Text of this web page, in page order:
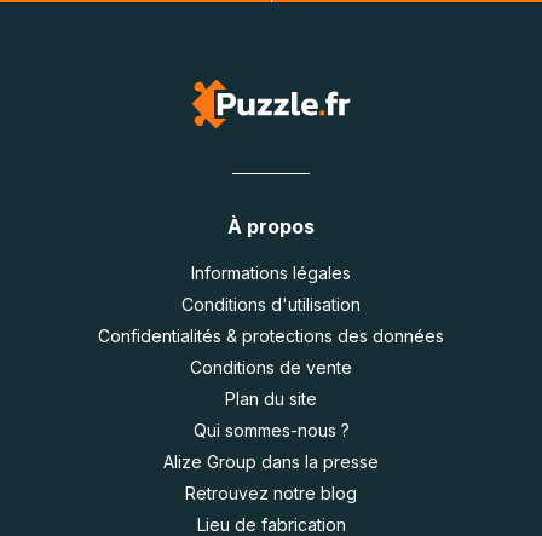
À propos
Informations légales
Conditions d'utilisation
Confidentialités & protections des données
Conditions de vente
Plan du site
Qui sommes-nous ?
Alize Group dans la presse
Retrouvez notre blog
Lieu de fabrication